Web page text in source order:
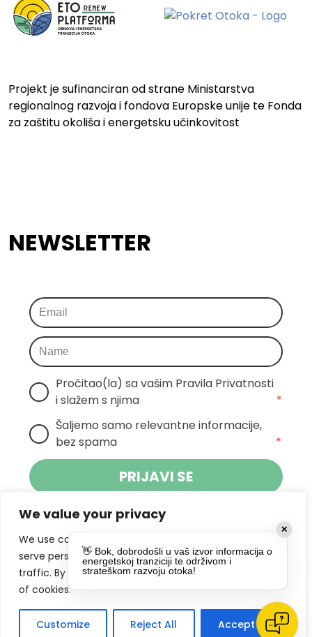
We value your privacy
We use cookies to enhance your browsing experience,
serve personalized ads or content, and analyze our
traffic. By clicking "Accept All", you consent to our use
of cookies.
Customize Reject All Accept All
Projekt je sufinanciran od strane Ministarstva
regionalnog razvoja i fondova Europske unije te Fonda
za zaštitu okoliša i energetsku učinkovitost
NEWSLETTER
Pročitao(la) sa vašim Pravila Privatnosti
i slažem s njima
*
Šaljemo samo relevantne informacije,
bez spama
*
PRIJAVI SE
Klikom na gumb dajete suglasnost za
primanje novosti Pokreta Otoka te se
slažete spolitikom privatnosti.
DRUŠTVENE MREŽE
✕
👋 Bok, dobrodošli u vaš izvor informacija o
energetskoj tranziciji te održivom i
strateškom razvoju otoka!